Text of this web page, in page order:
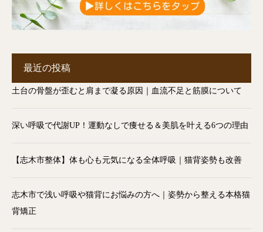
最近の投稿
土台の骨盤が歪むと肩まで凝る原因｜血流不足と筋膜について
深い呼吸で代謝UP！運動なしで痩せる＆美肌を叶える6つの理由
【志木市整体】体も心も元気になる全体呼吸｜猫背姿勢も改善
志木市で浅い呼吸や猫背にお悩みの方へ｜姿勢から整える本格猫
背矯正